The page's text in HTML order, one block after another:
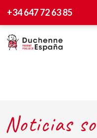
+34 647 72 63 85
Noticias